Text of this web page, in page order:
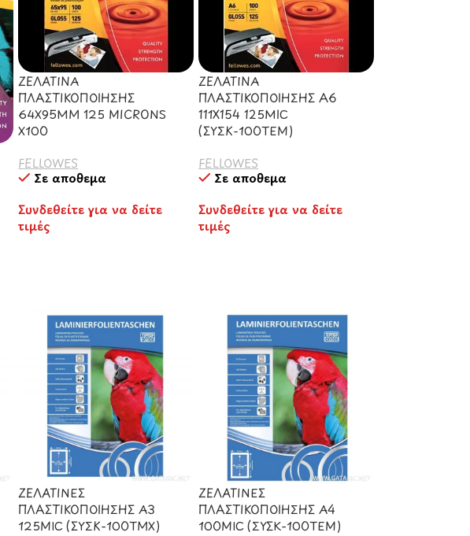
ΖΕΛΑΤΙΝΑ
ΠΛΑΣΤΙΚΟΠΟΙΗΣΗΣ
64Χ95ΜΜ 125 MICRONS
Χ100
FELLOWES
Σε απόθεμα
Συνδεθείτε για να δείτε
τιμές
ΖΕΛΑΤΙΝΑ
ΠΛΑΣΤΙΚΟΠΟΙΗΣΗΣ A6
111X154 125MIC
(ΣΥΣΚ-100ΤΕΜ)
FELLOWES
Σε απόθεμα
Συνδεθείτε για να δείτε
τιμές
ΖΕΛΑΤΙΝΕΣ
ΠΛΑΣΤΙΚΟΠΟΙΗΣΗΣ Α3
125MIC (ΣΥΣΚ-100ΤΜΧ)
ΖΕΛΑΤΙΝΕΣ
ΠΛΑΣΤΙΚΟΠΟΙΗΣΗΣ Α4
100MIC (ΣΥΣK-100ΤΕΜ)